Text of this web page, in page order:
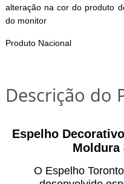
alteração na cor do produto
do monitor
Produto Nacional
Descrição do
Espelho
Moldura
O Espelho